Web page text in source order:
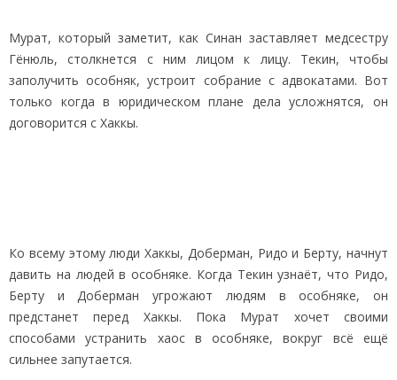
Мурат, который заметит, как Синан заставляет медсестру
Гёнюль, столкнется с ним лицом к лицу. Текин, чтобы
заполучить особняк, устроит собрание с адвокатами. Вот
только когда в юридическом плане дела усложнятся, он
договорится с Хаккы.
Ко всему этому люди Хаккы, Доберман, Ридо и Берту, начнут
давить на людей в особняке. Когда Текин узнаёт, что Ридо,
Берту и Доберман угрожают людям в особняке, он
предстанет перед Хаккы. Пока Мурат хочет своими
способами устранить хаос в особняке, вокруг всё ещё
сильнее запутается.